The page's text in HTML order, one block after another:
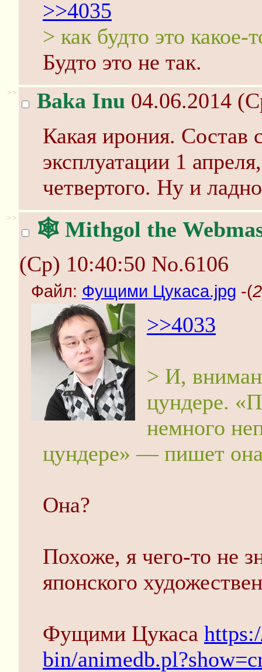
>>4035
> как будто это
Будто это не так.
>> Baka Inu 04.06.2014
Какая ирония. Состав
эксплуатации 1
четвертого. Ну и
>>
🕸️ Mithgol the
(Ср) 10:40:50 No.6106
Файл: Фущими Цукаса.jpg -(
>>4033
> И,
цундере.
немного
цундере» — пишет
Она?
Похоже, я чего-то не
японского
Фущими Цукаса
bin/